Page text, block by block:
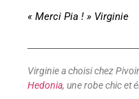
« Merci Pia ! » Virginie
Virginie a choisi chez
Hedonia, une robe chic et